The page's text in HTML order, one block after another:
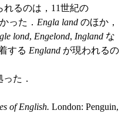
れるのは，11世紀の
った． Engla land のほか，
lond, Engelond, Ingland な
する England が現われるの
た．
of English. London: Penguin,